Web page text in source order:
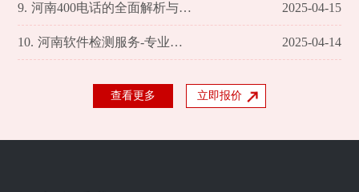
查看更多 立即报价
9. 河南400电话的全面解析与服务优势 2025-04-15
10. 河南软件检测服务-专业团队确保软件质量和性能 2025-04-14